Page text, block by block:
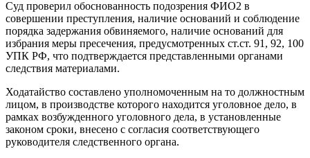
Суд проверил обоснованность подозрения ФИО2 в
совершении преступления, наличие оснований и соблюдение
порядка задержания обвиняемого, наличие оснований для
избрания меры пресечения, предусмотренных ст.ст. 91, 92, 100
УПК РФ, что подтверждается представленными органами
следствия материалами.
Ходатайство составлено уполномоченным на то должностным
лицом, в производстве которого находится уголовное дело, в
рамках возбужденного уголовного дела, в установленные
законом сроки, внесено с согласия соответствующего
руководителя следственного органа.